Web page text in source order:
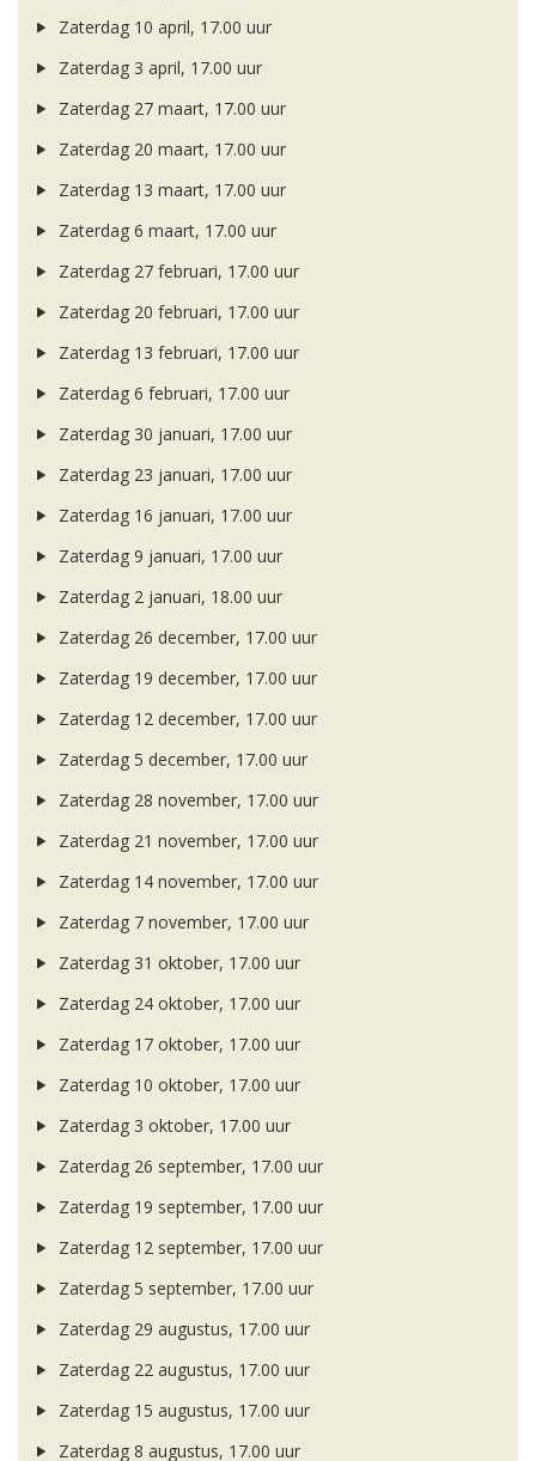
Zaterdag 10 april, 17.00 uur
Zaterdag 3 april, 17.00 uur
Zaterdag 27 maart, 17.00 uur
Zaterdag 20 maart, 17.00 uur
Zaterdag 13 maart, 17.00 uur
Zaterdag 6 maart, 17.00 uur
Zaterdag 27 februari, 17.00 uur
Zaterdag 20 februari, 17.00 uur
Zaterdag 13 februari, 17.00 uur
Zaterdag 6 februari, 17.00 uur
Zaterdag 30 januari, 17.00 uur
Zaterdag 23 januari, 17.00 uur
Zaterdag 16 januari, 17.00 uur
Zaterdag 9 januari, 17.00 uur
Zaterdag 2 januari, 18.00 uur
Zaterdag 26 december, 17.00 uur
Zaterdag 19 december, 17.00 uur
Zaterdag 12 december, 17.00 uur
Zaterdag 5 december, 17.00 uur
Zaterdag 28 november, 17.00 uur
Zaterdag 21 november, 17.00 uur
Zaterdag 14 november, 17.00 uur
Zaterdag 7 november, 17.00 uur
Zaterdag 31 oktober, 17.00 uur
Zaterdag 24 oktober, 17.00 uur
Zaterdag 17 oktober, 17.00 uur
Zaterdag 10 oktober, 17.00 uur
Zaterdag 3 oktober, 17.00 uur
Zaterdag 26 september, 17.00 uur
Zaterdag 19 september, 17.00 uur
Zaterdag 12 september, 17.00 uur
Zaterdag 5 september, 17.00 uur
Zaterdag 29 augustus, 17.00 uur
Zaterdag 22 augustus, 17.00 uur
Zaterdag 15 augustus, 17.00 uur
Zaterdag 8 augustus, 17.00 uur